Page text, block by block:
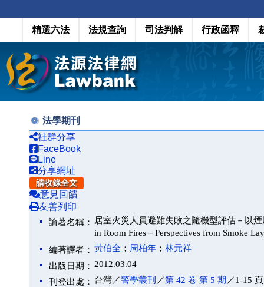
精選六法 法規查詢 司法判解 行政函釋
法學期刊
社群分享
FaceBook
Line
分享網址
請收錄全文
意見回饋
友善列印
論著名稱：
居室火災人員避難失敗之隨機型評估－以煙
in Room Fires－Perspectives from Smoke
編著譯者： 黃伯全 ； 周柏年 ； 林元祥
出版日期： 2012.03.04
刊登出處： 台灣／警學叢刊 ／第 42 卷 第 5 期 ／1-15 頁